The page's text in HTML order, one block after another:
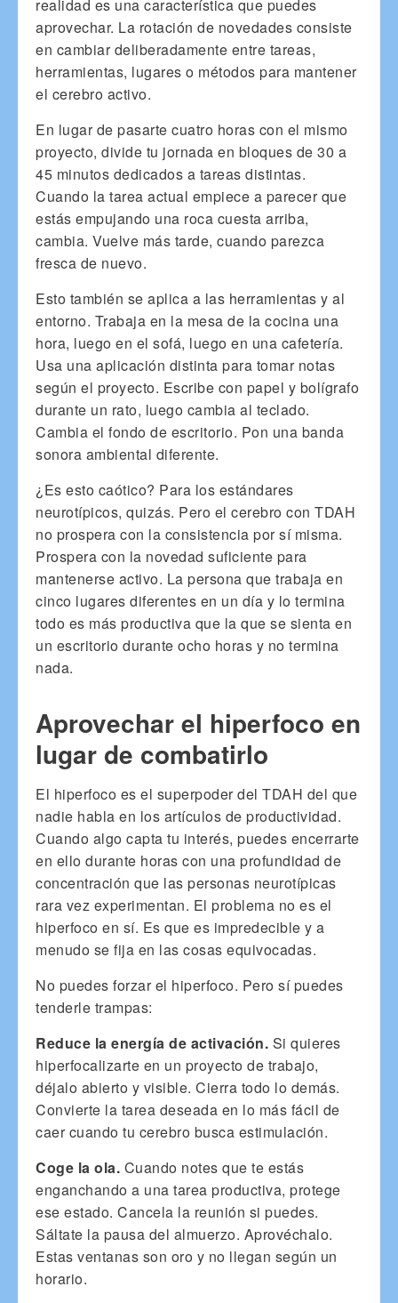
realidad es una característica que puedes
aprovechar. La rotación de novedades consiste
en cambiar deliberadamente entre tareas,
herramientas, lugares o métodos para mantener
el cerebro activo.
En lugar de pasarte cuatro horas con el mismo
proyecto, divide tu jornada en bloques de 30 a
45 minutos dedicados a tareas distintas.
Cuando la tarea actual empiece a parecer que
estás empujando una roca cuesta arriba,
cambia. Vuelve más tarde, cuando parezca
fresca de nuevo.
Esto también se aplica a las herramientas y al
entorno. Trabaja en la mesa de la cocina una
hora, luego en el sofá, luego en una cafetería.
Usa una aplicación distinta para tomar notas
según el proyecto. Escribe con papel y bolígrafo
durante un rato, luego cambia al teclado.
Cambia el fondo de escritorio. Pon una banda
sonora ambiental diferente.
¿Es esto caótico? Para los estándares
neurotípicos, quizás. Pero el cerebro con TDAH
no prospera con la consistencia por sí misma.
Prospera con la novedad suficiente para
mantenerse activo. La persona que trabaja en
cinco lugares diferentes en un día y lo termina
todo es más productiva que la que se sienta en
un escritorio durante ocho horas y no termina
nada.
Aprovechar el hiperfoco en
lugar de combatirlo
El hiperfoco es el superpoder del TDAH del que
nadie habla en los artículos de productividad.
Cuando algo capta tu interés, puedes encerrarte
en ello durante horas con una profundidad de
concentración que las personas neurotípicas
rara vez experimentan. El problema no es el
hiperfoco en sí. Es que es impredecible y a
menudo se fija en las cosas equivocadas.
No puedes forzar el hiperfoco. Pero sí puedes
tenderle trampas:
Reduce la energía de activación. Si quieres
hiperfocalizarte en un proyecto de trabajo,
déjalo abierto y visible. Cierra todo lo demás.
Convierte la tarea deseada en lo más fácil de
caer cuando tu cerebro busca estimulación.
Coge la ola. Cuando notes que te estás
enganchando a una tarea productiva, protege
ese estado. Cancela la reunión si puedes.
Sáltate la pausa del almuerzo. Aprovéchalo.
Estas ventanas son oro y no llegan según un
horario.